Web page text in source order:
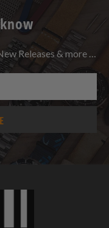
Releases & more …